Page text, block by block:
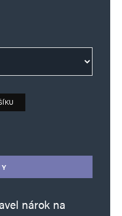
nárok na